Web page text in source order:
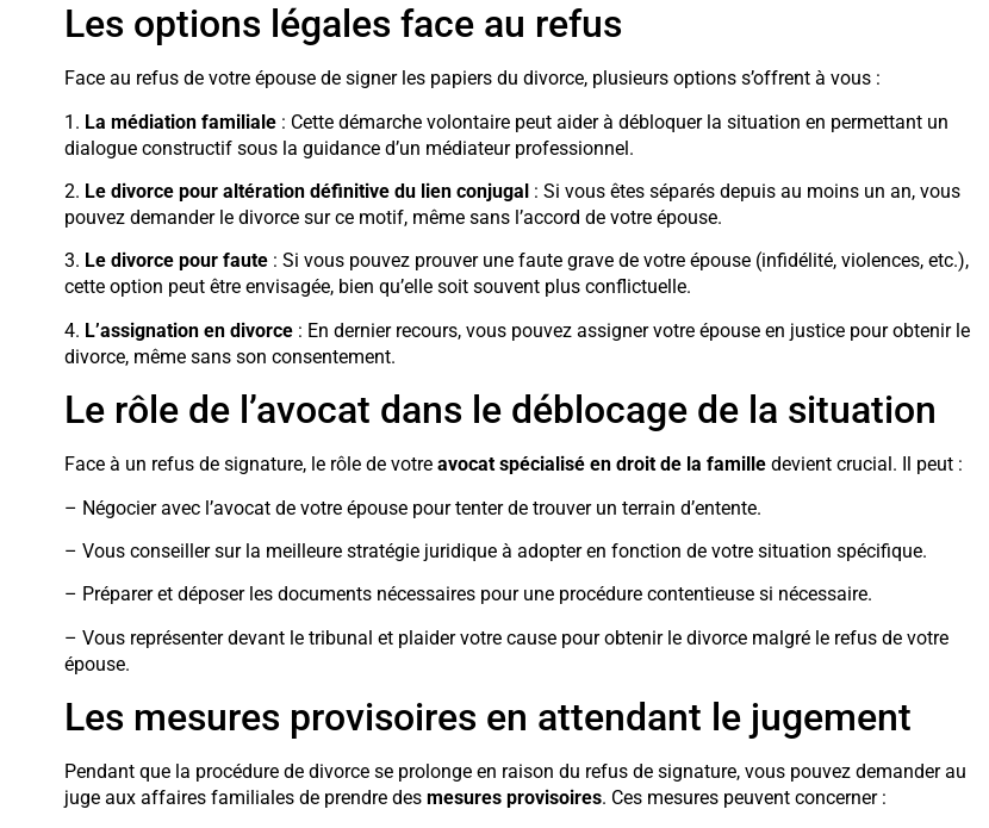
Les options légales face au refus
Face au refus de votre épouse de signer les papiers du divorce, plusieurs options s’offrent à vous :
1. La médiation familiale: Cette démarche volontaire peut aider à débloquer la situation en permettant un
dialogue constructif sous la guidance d’un médiateur professionnel.
2. Le divorce pour altération définitive du lien conjugal: Si vous êtes séparés depuis au moins un an, vous
pouvez demander le divorce sur ce motif, même sans l’accord de votre épouse.
3. Le divorce pour faute: Si vous pouvez prouver une faute grave de votre épouse (infidélité, violences, etc.),
cette option peut être envisagée, bien qu’elle soit souvent plus conflictuelle.
4. L’assignation en divorce: En dernier recours, vous pouvez assigner votre épouse en justice pour obtenir le
divorce, même sans son consentement.
Le rôle de l’avocat dans le déblocage de la situation
Face à un refus de signature, le rôle de votre avocat spécialisé en droit de la familledevient crucial. Il peut :
– Négocier avec l’avocat de votre épouse pour tenter de trouver un terrain d’entente.
– Vous conseiller sur la meilleure stratégie juridique à adopter en fonction de votre situation spécifique.
– Préparer et déposer les documents nécessaires pour une procédure contentieuse si nécessaire.
– Vous représenter devant le tribunal et plaider votre cause pour obtenir le divorce malgré le refus de votre
épouse.
Les mesures provisoires en attendant le jugement
Pendant que la procédure de divorce se prolonge en raison du refus de signature, vous pouvez demander au
juge aux affaires familiales de prendre des mesures provisoires. Ces mesures peuvent concerner :